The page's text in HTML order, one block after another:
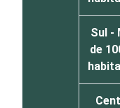
Sul -
de